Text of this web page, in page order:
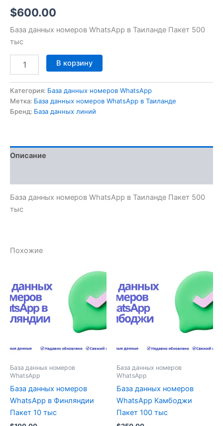
$600.00
База данных номеров WhatsApp в Таиланде Пакет 500
тыс
В корзину
Категория: База данных номеров WhatsApp
Метка: База данных номеров WhatsApp в Таиланде
Бренд: База данных линий
Описание
База данных номеров WhatsApp в Таиланде Пакет 500
тыс
Похожие
База данных номеров
WhatsApp
База данных номеров
WhatsApp в Финляндии
Пакет 10 тыс
База данных номеров
WhatsApp
База данных номеров
WhatsApp Камбоджи
Пакет 100 тыс